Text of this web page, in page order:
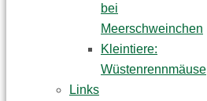
bei
Meerschweinchen
Kleintiere:
Wüstenrennmäuse
Links